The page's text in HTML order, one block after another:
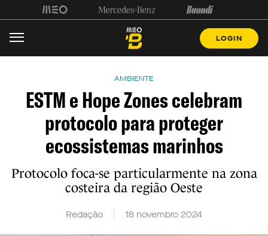
LOGIN
AMBIENTE
ESTM e Hope Zones celebram
protocolo para proteger
ecossistemas marinhos
Protocolo foca-se particularmente na zona
costeira da região Oeste
Redação 18 novembro 2024